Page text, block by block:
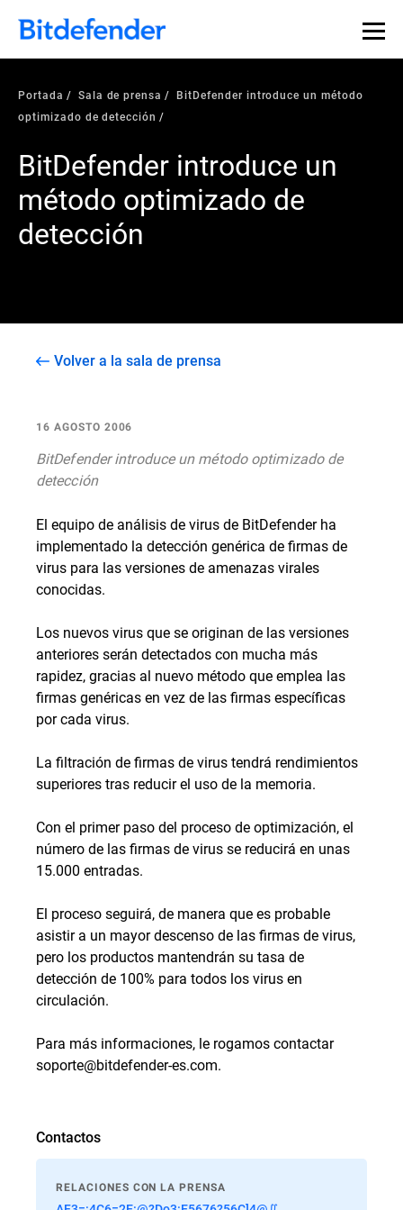
Portada Sala de prensa
BitDefender introduce un método
optimizado de detección
BitDefender introduce un
método optimizado de
detección
Volver a la sala de prensa
16 AGOSTO 2006
BitDefender introduce un método optimizado de
detección
El equipo de análisis de virus de BitDefender ha
implementado la detección genérica de firmas de
virus para las versiones de amenazas virales
conocidas.
Los nuevos virus que se originan de las versiones
anteriores serán detectados con mucha más
rapidez, gracias al nuevo método que emplea las
firmas genéricas en vez de las firmas específicas
por cada virus.
La filtración de firmas de virus tendrá rendimientos
superiores tras reducir el uso de la memoria.
Con el primer paso del proceso de optimización, el
número de las firmas de virus se reducirá en unas
15.000 entradas.
El proceso seguirá, de manera que es probable
asistir a un mayor descenso de las firmas de virus,
pero los productos mantendrán su tasa de
detección de 100% para todos los virus en
circulación.
Para más informaciones, le rogamos contactar
soporte@bitdefender-es.com.
Contactos
RELACIONES CON LA PRENSA